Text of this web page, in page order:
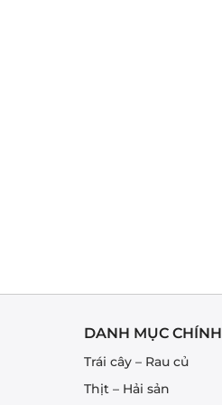
DANH MỤC CHÍNH
Trái cây – Rau củ
Thịt – Hải sản